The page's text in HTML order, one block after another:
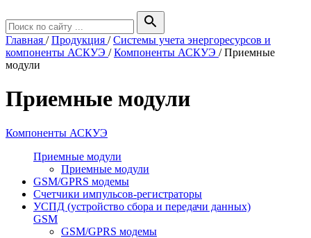
search
Главная /Продукция /Системы учета энергоресурсов и
компоненты АСКУЭ /Компоненты АСКУЭ /Приемные
модули
Приемные модули
Компоненты АСКУЭ
Приемные модули
Приемные модули
GSM/GPRS модемы
Счетчики импульсов-регистраторы
УСПД (устройство сбора и передачи данных)
GSM
GSM/GPRS модемы